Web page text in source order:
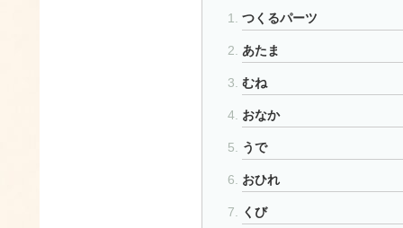
つくるパーツ
あたま
むね
おなか
うで
おひれ
くび